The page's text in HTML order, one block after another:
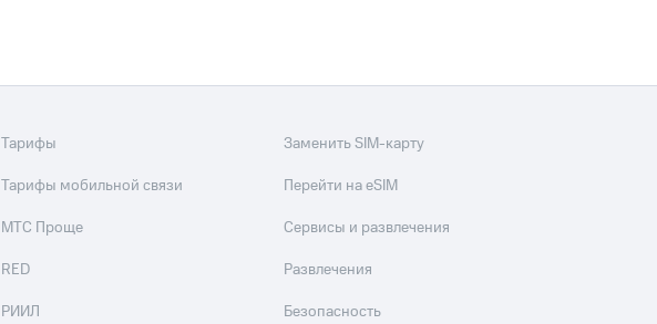
Тарифы
Тарифы мобильной связи
МТС Проще
RED
РИИЛ
Заменить SIM-карту
Перейти на eSIM
Сервисы и развлечения
Развлечения
Безопасность